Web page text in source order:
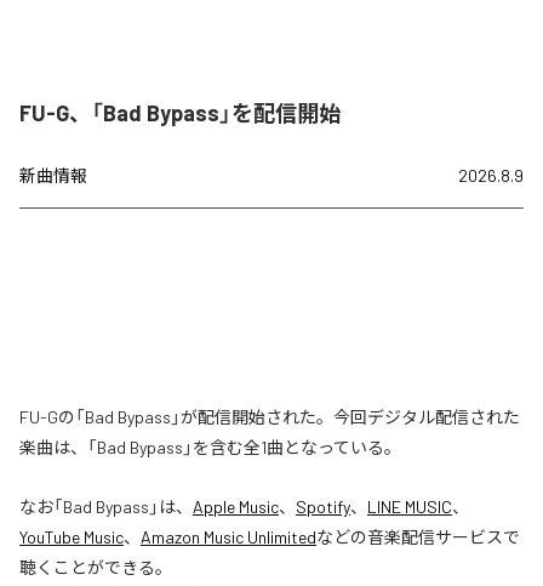
FU-G、「Bad Bypass」を配信開始
新曲情報 2026.8.9
FU-Gの「Bad Bypass」が配信開始された。今回デジタル配信された
楽曲は、「Bad Bypass」を含む全1曲となっている。
なお「Bad Bypass 」は、 Apple Music、 Spotify、 LINE MUSIC、
YouTube Music、 Amazon Music Unlimitedなどの音楽配信サービスで
聴くことができる。